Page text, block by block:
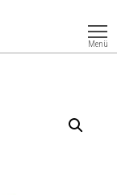
Menü